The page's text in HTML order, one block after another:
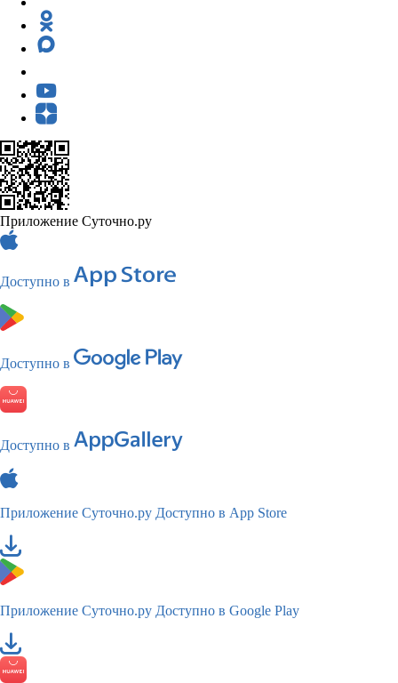
Приложение Суточно.ру
Доступно в
Доступно в
Доступно в
Приложение Суточно.ру Доступно в App Store
Приложение Суточно.ру Доступно в Google Play